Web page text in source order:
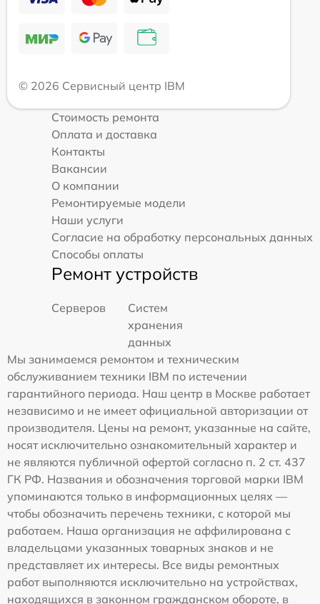
© 2026 Сервисный центр IBM
Стоимость ремонта
Оплата и доставка
Контакты
Вакансии
О компании
Ремонтируемые модели
Наши услуги
Согласие на обработку персональных данных
Способы оплаты
Ремонт устройств
Серверов
Систем
хранения
данных
Мы занимаемся ремонтом и техническим
обслуживанием техники IBM по истечении
гарантийного периода. Наш центр в Москве работает
независимо и не имеет официальной авторизации от
производителя. Цены на ремонт, указанные на сайте,
носят исключительно ознакомительный характер и
не являются публичной офертой согласно п. 2 ст. 437
ГК РФ. Названия и обозначения торговой марки IBM
упоминаются только в информационных целях —
чтобы обозначить перечень техники, с которой мы
работаем. Наша организация не аффилирована с
владельцами указанных товарных знаков и не
представляет их интересы. Все виды ремонтных
работ выполняются исключительно на устройствах,
находящихся в законном гражданском обороте, в